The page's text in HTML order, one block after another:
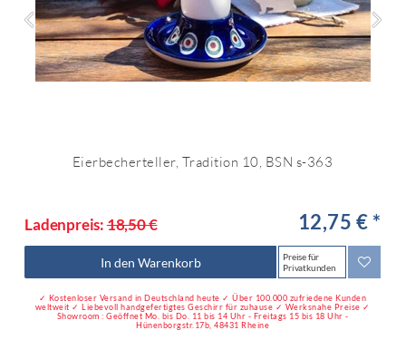
Eierbecherteller, Tradition 10, BSN s-363
Ladenpreis:18,50 € 12,75 € *
In den Warenkorb
Preise für
Privatkunden
✓ Kostenloser Versand in Deutschland heute ✓ Über 100.000 zufriedene Kunden
weltweit ✓ Liebevoll handgefertigtes Geschirr für zuhause ✓ Werksnahe Preise ✓
Showroom : Geöffnet Mo. bis Do. 11 bis 14 Uhr - Freitags 15 bis 18 Uhr -
Hünenborgstr.17b, 48431 Rheine